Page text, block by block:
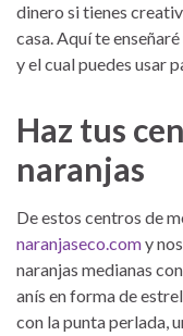
dinero si tienes
casa. Aquí te
y el cual puedes usar
Haz tus
naranjas
De estos centros de
naranjaseco.comy
naranjas medianas
anís en forma de
con la punta perlada,